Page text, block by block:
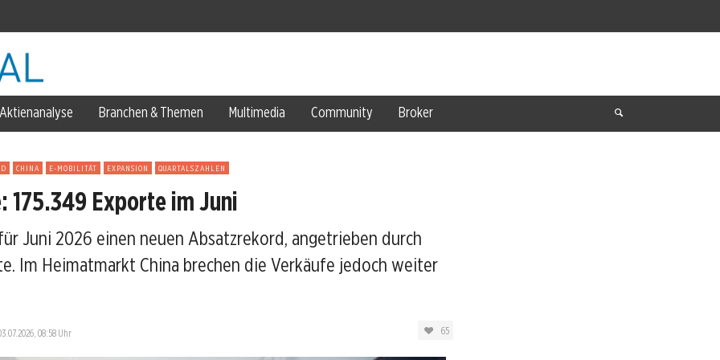
Aktienanalyse Branchen & Themen Multimedia Community Broker
CHINA E-MOBILITÄT EXPANSION QUARTALSZAHLEN
175.349 Exporte im Juni
Juni 2026 einen neuen Absatzrekord, angetrieben durch
Im Heimatmarkt China brechen die Verkäufe jedoch weiter
08:58 Uhr 65